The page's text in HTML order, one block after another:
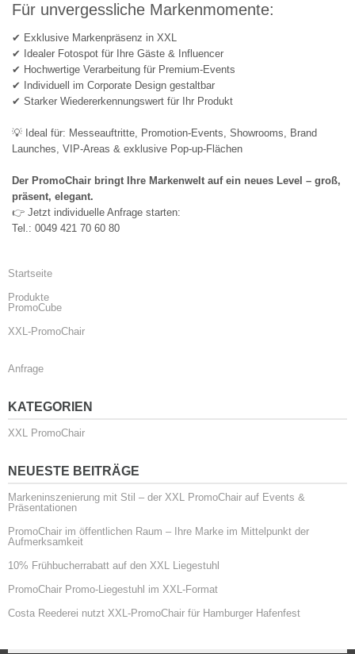
Für unvergessliche Markenmomente:
✔ Exklusive Markenpräsenz in XXL
✔ Idealer Fotospot für Ihre Gäste & Influencer
✔ Hochwertige Verarbeitung für Premium-Events
✔ Individuell im Corporate Design gestaltbar
✔ Starker Wiedererkennungswert für Ihr Produkt
💡 Ideal für: Messeauftritte, Promotion-Events, Showrooms, Brand
Launches, VIP-Areas & exklusive Pop-up-Flächen
Der PromoChair bringt Ihre Markenwelt auf ein neues Level – groß,
präsent, elegant.
👉 Jetzt individuelle Anfrage starten:
Tel.: 0049 421 70 60 80
Startseite
Produkte
PromoCube
XXL-PromoChair
Anfrage
KATEGORIEN
XXL PromoChair
NEUESTE BEITRÄGE
Markeninszenierung mit Stil – der XXL PromoChair auf Events &
Präsentationen
PromoChair im öffentlichen Raum – Ihre Marke im Mittelpunkt der
Aufmerksamkeit
10% Frühbucherrabatt auf den XXL Liegestuhl
PromoChair Promo-Liegestuhl im XXL-Format
Costa Reederei nutzt XXL-PromoChair für Hamburger Hafenfest